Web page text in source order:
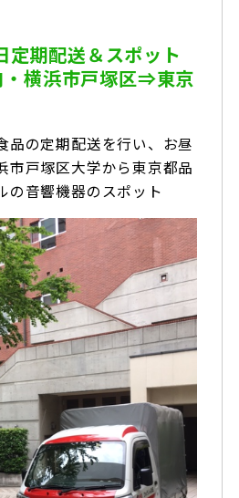
期配送＆スポット
・横浜市戸塚区⇒東京
品の定期配送を行い、お昼
市戸塚区大学から東京都品
の音響機器のスポット